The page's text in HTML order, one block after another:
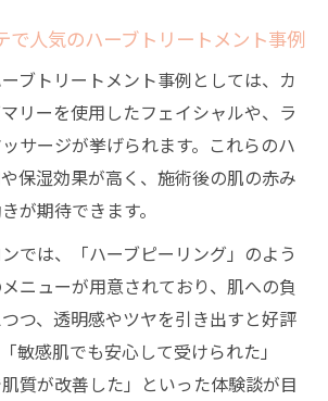
で人気のハーブトリートメント事例
ブトリートメント事例としては、カ
リーを使用したフェイシャルや、ラ
サージが挙げられます。これらのハ
保湿効果が高く、施術後の肌の赤み
が期待できます。
では、「ハーブピーリング」のよう
ニューが用意されており、肌への負
つ、透明感やツヤを引き出すと好評
敏感肌でも安心して受けられた」
肌質が改善した」といった体験談が目